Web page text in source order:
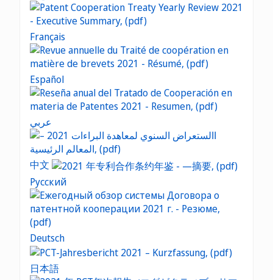
Français
Español
عربي
中文
Русский
Deutsch
日本語